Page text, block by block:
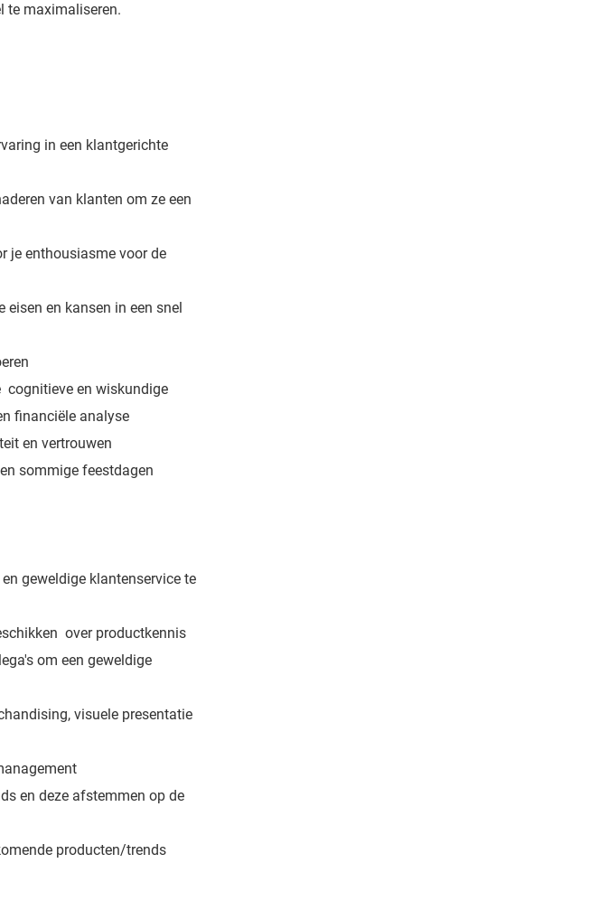
te maximaliseren.
in een klantgerichte
van klanten om ze een
je enthousiasme voor de
en kansen in een snel
cognitieve en wiskundige
financiële analyse
en vertrouwen
sommige feestdagen
geweldige klantenservice te
over productkennis
om een geweldige
visuele presentatie
en deze afstemmen op de
producten/trends